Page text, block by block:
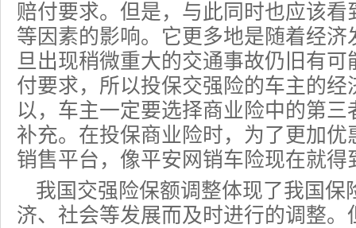
赔付要求。但是，与此同时也应该
等因素的影响。它更多地是随着经
旦出现稍微重大的交通事故仍旧有
付要求，所以投保交强险的车主的
以，车主一定要选择商业险中的第三
补充。在投保商业险时，为了更加
销售平台，像平安网销车险现在就得
我国交强险保额调整体现了我国保
济、社会等发展而及时进行的调整